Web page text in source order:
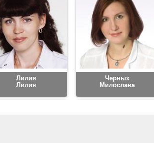
Лилия
Лилия
Черных
Милослава